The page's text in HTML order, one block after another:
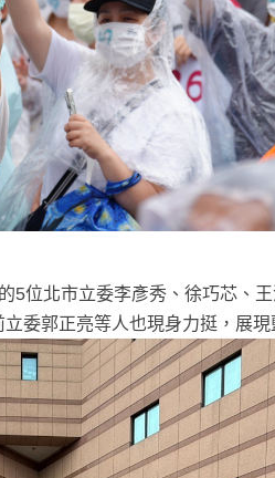
5位北市立委李彥秀、徐巧芯、
委郭正亮等人也現身力挺，展現